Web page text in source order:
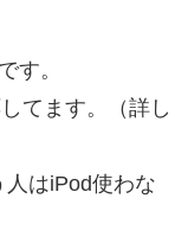
す。
てます。（詳し
はiPod使わな